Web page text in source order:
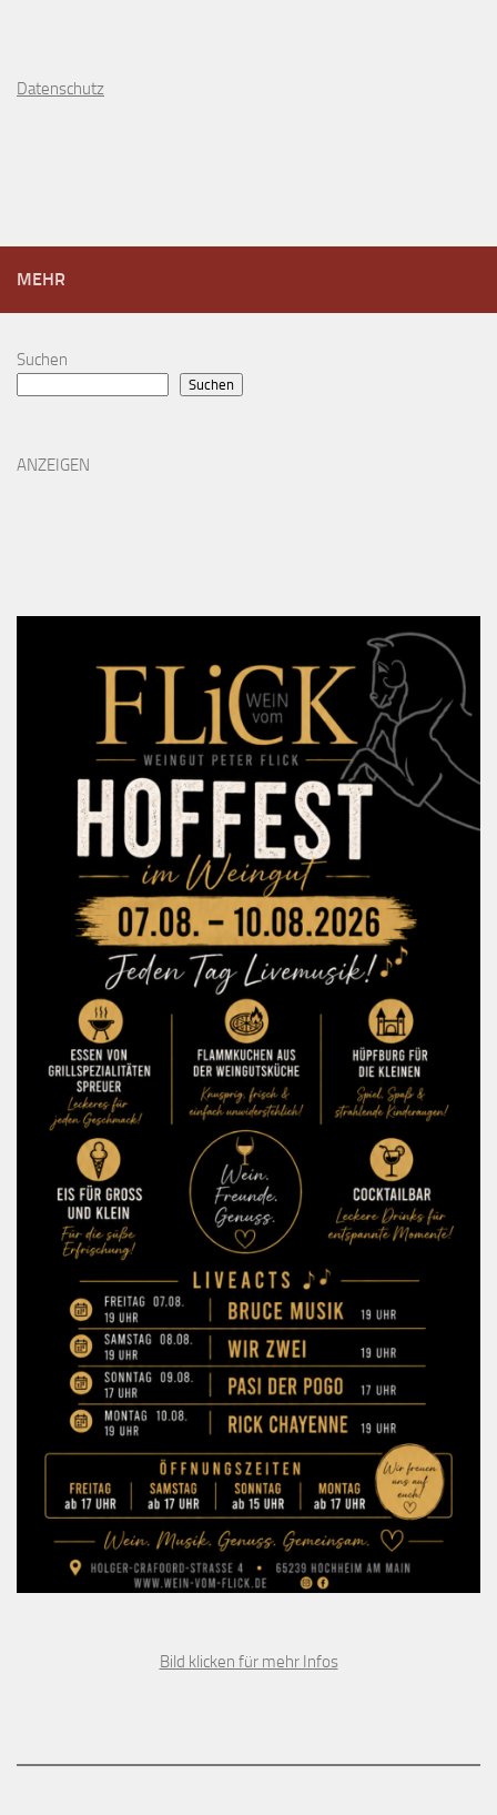
Datenschutz
MEHR
Suchen
Suchen
ANZEIGEN
Bild klicken für mehr Infos